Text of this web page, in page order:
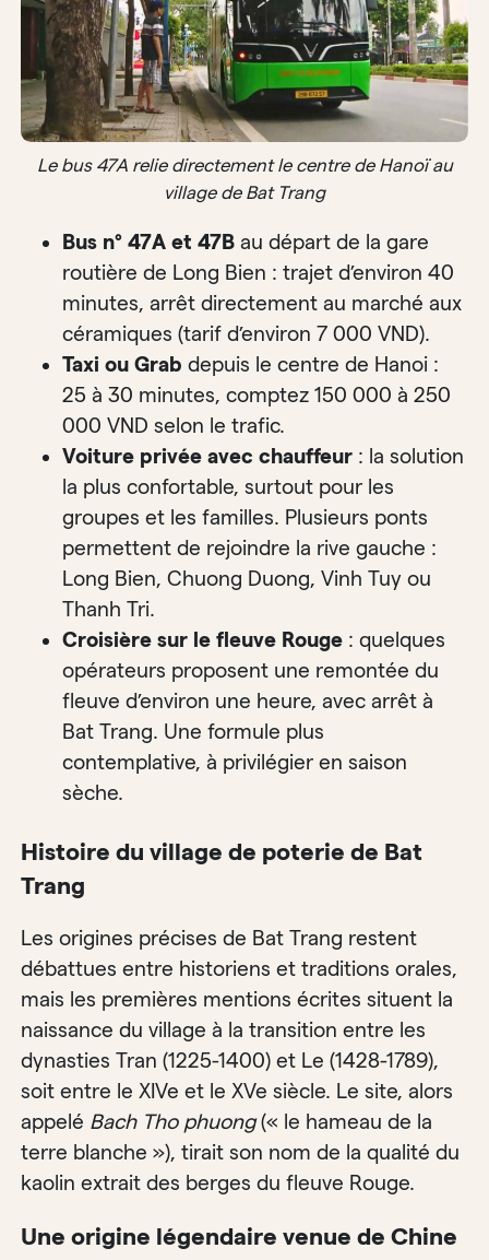
Le bus 47A relie directement le centre de Hanoï au
village de Bat Trang
Bus n° 47A et 47B au départ de la gare
routière de Long Bien : trajet d’environ 40
minutes, arrêt directement au marché aux
céramiques (tarif d’environ 7 000 VND).
Taxi ou Grab depuis le centre de Hanoi :
25 à 30 minutes, comptez 150 000 à 250
000 VND selon le trafic.
Voiture privée avec chauffeur : la solution
la plus confortable, surtout pour les
groupes et les familles. Plusieurs ponts
permettent de rejoindre la rive gauche :
Long Bien, Chuong Duong, Vinh Tuy ou
Thanh Tri.
Croisière sur le fleuve Rouge : quelques
opérateurs proposent une remontée du
fleuve d’environ une heure, avec arrêt à
Bat Trang. Une formule plus
contemplative, à privilégier en saison
sèche.
Histoire du village de poterie de Bat
Trang
Les origines précises de Bat Trang restent
débattues entre historiens et traditions orales,
mais les premières mentions écrites situent la
naissance du village à la transition entre les
dynasties Tran (1225-1400) et Le (1428-1789),
soit entre le XIVe et le XVe siècle. Le site, alors
appelé Bach Tho phuong(« le hameau de la
terre blanche »), tirait son nom de la qualité du
kaolin extrait des berges du fleuve Rouge.
Une origine légendaire venue de Chine